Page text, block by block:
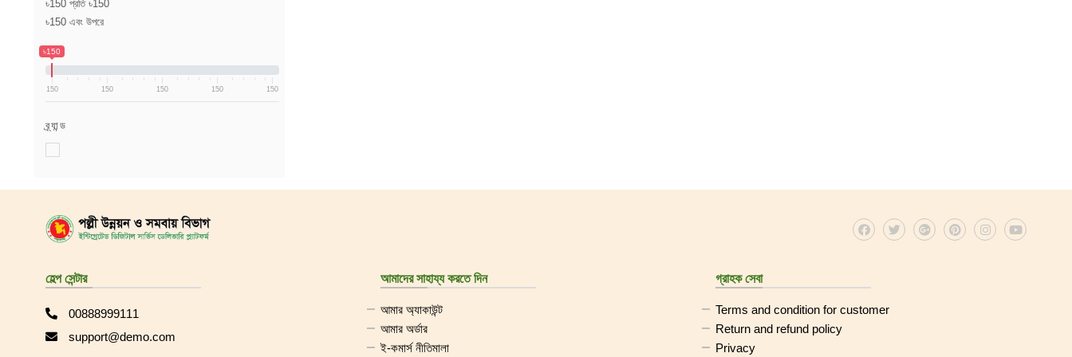
৳150 প্রতি ৳150
৳150 এবং উপরে
৳150
150 150 150 150 150
ব্র্যান্ড
হেল্প সেন্টার
00888999111
support@demo.com
আমাদের সাহায্য করতে দিন
আমার অ্যাকাউন্ট
আমার অর্ডার
ই-কমার্স নীতিমালা
গ্রাহক সেবা
Terms and condition for customer
Return and refund policy
Privacy